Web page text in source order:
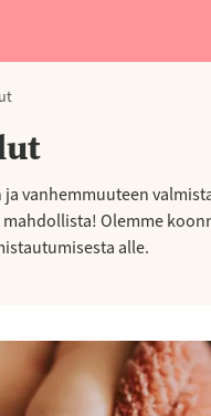
vanhemmuuteen
Olemme
alle.